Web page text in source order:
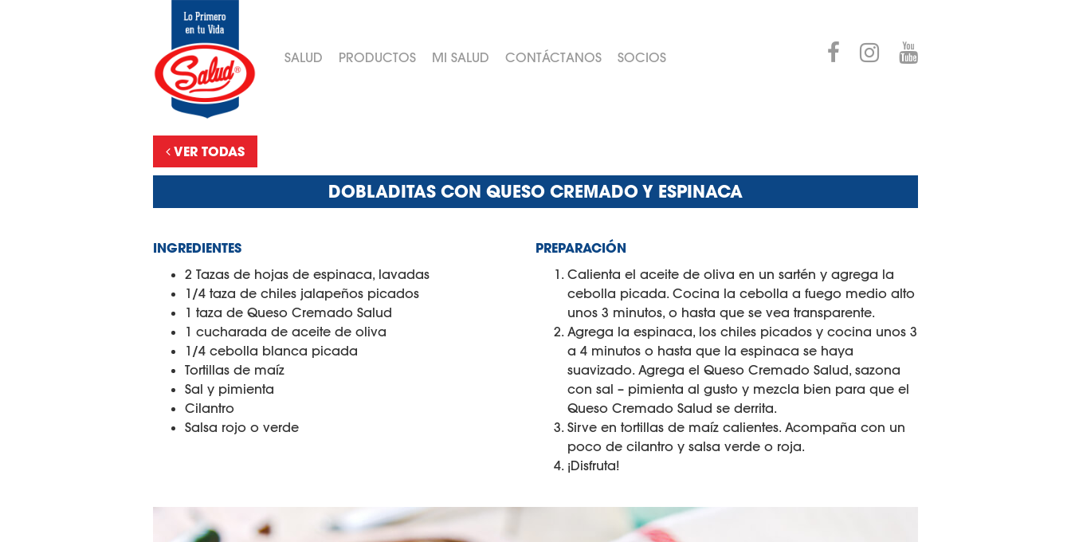
SALUD PRODUCTOS MI SALUD CONTÁCTANOS SOCIOS
VER TODAS
DOBLADITAS CON QUESO CREMADO Y ESPINACA
INGREDIENTES
2 Tazas de hojas de espinaca, lavadas
1/4 taza de chiles jalapeños picados
1 taza de Queso Cremado Salud
1 cucharada de aceite de oliva
1/4 cebolla blanca picada
Tortillas de maíz
Sal y pimienta
Cilantro
Salsa rojo o verde
PREPARACIÓN
Calienta el aceite de oliva en un sartén y agrega la
cebolla picada. Cocina la cebolla a fuego medio alto
unos 3 minutos, o hasta que se vea transparente.
Agrega la espinaca, los chiles picados y cocina unos 3
a 4 minutos o hasta que la espinaca se haya
suavizado. Agrega el Queso Cremado Salud, sazona
con sal – pimienta al gusto y mezcla bien para que el
Queso Cremado Salud se derrita.
Sirve en tortillas de maíz calientes. Acompaña con un
poco de cilantro y salsa verde o roja.
¡Disfruta!